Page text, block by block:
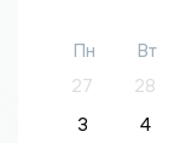
Пн Вт
27
28
3
4